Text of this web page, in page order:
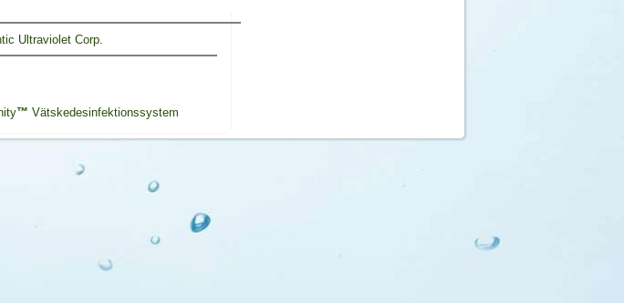
Ultraviolet Corp.
™ Vätskedesinfektionssystem